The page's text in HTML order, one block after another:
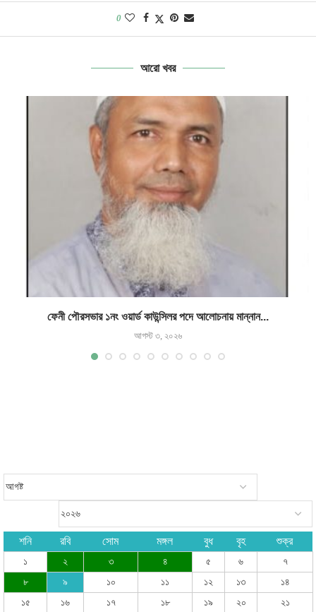
0
আরো খবর
ফেনী পৌরসভার ১নং ওয়ার্ড কাউন্সিলর পদে আলোচনায় মান্নান...
আগস্ট ৩, ২০২৬
শনি রবি সোম মঙ্গল বুধ বৃহ শুক্র
১ ২ ৩ ৪ ৫ ৬
৭
৮
৯ ১০ ১১ ১২ ১৩
১৪
১৫
১৬ ১৭ ১৮ ১৯ ২০
২১